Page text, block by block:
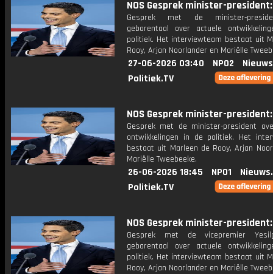
NOS Gesprek minister-
Gesprek met de minister-
gebarentaal over actuele
politiek. Het interviewteam bestaat uit
Rooy, Arjan Noorlander en Mariëlle
27-06-2026 03:40 NPO2
Politiek.TV
NOS Gesprek minister-
Gesprek met de minister-president
ontwikkelingen in de politiek. Het
bestaat uit Marleen de Rooy, Arjan
Mariëlle Tweebeeke.
26-06-2026 18:45 NPO1
Politiek.TV
NOS Gesprek minister-
Gesprek met de vicepremier
gebarentaal over actuele
politiek. Het interviewteam bestaat uit
Rooy, Arjan Noorlander en Mariëlle